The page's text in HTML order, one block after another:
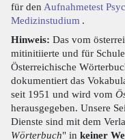
für den Aufnahmetest
Medizinstudium .
Hinweis: Das vom
mitinitiierte und für
Österreichische
dokumentiert das
seit 1951 und wird vom
herausgegeben. Unsere
Dienste sind mit dem
Wörterbuch" in keiner